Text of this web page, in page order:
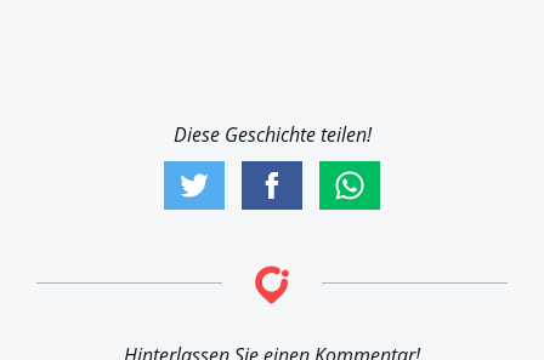
Diese Geschichte teilen!